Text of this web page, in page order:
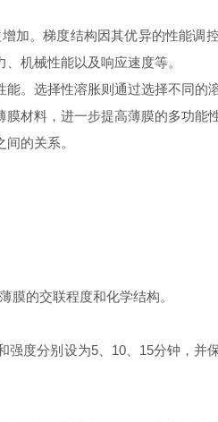
加。梯度结构因其优异的性能调
机械性能以及响应速度等。
。选择性溶胀则通过选择不同的
材料，进一步提高薄膜的多功能
的关系。
膜的交联程度和化学结构。
度分别设为5、10、15分钟，并